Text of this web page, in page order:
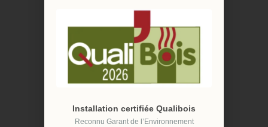
Installation certifiée Qualibois
Reconnu Garant de l’Environnement